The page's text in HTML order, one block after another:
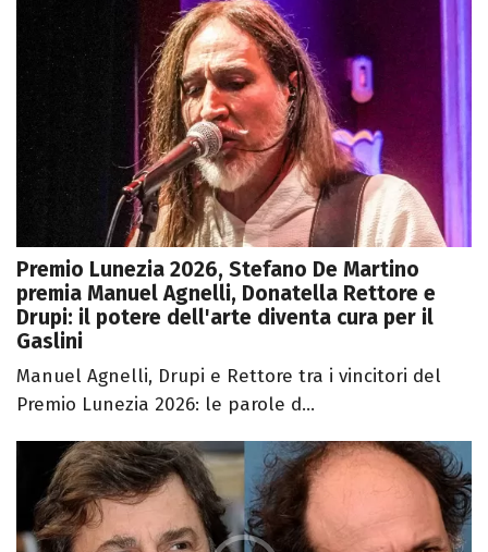
Premio Lunezia 2026, Stefano De Martino
premia Manuel Agnelli, Donatella Rettore e
Drupi: il potere dell'arte diventa cura per il
Gaslini
Manuel Agnelli, Drupi e Rettore tra i vincitori del
Premio Lunezia 2026: le parole d...